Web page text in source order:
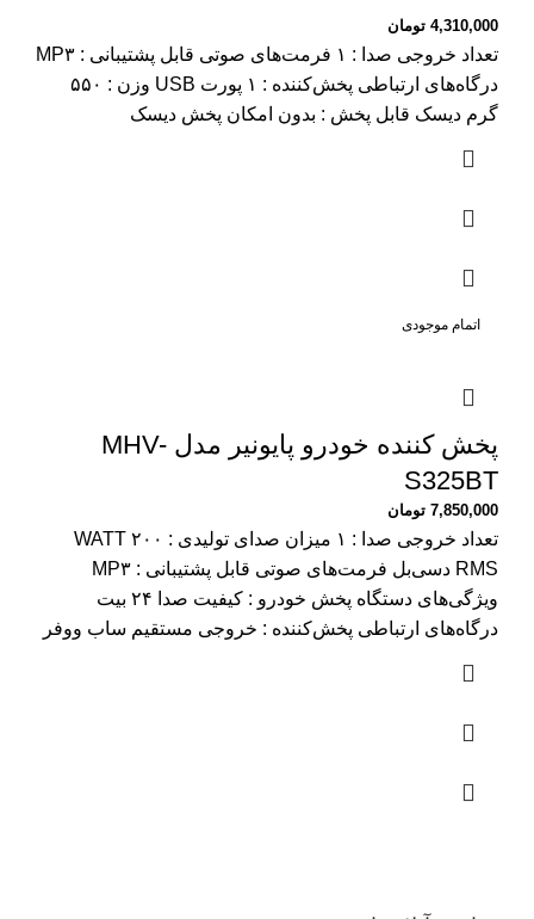
4,310,000 تومان
تعداد خروجی صدا : ۱ فرمت‌های صوتی قابل پشتیبانی : MP۳
درگاه‌های ارتباطی پخش‌کننده : ۱ پورت USB وزن : ۵۵۰
گرم دیسک قابل پخش : بدون امکان پخش دیسک
اتمام موجودی
پخش کننده خودرو پایونیر مدل MHV-
S325BT
7,850,000 تومان
تعداد خروجی صدا : ۱ میزان صدای تولیدی : ۲۰۰ WATT
RMS دسی‌بل فرمت‌های صوتی قابل پشتیبانی : MP۳
ویژگی‌های دستگاه پخش خودرو : کیفیت صدا ۲۴ بیت
درگاه‌های ارتباطی پخش‌کننده : خروجی مستقیم ساب ووفر